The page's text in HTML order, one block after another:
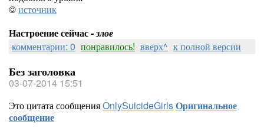
©источник
Настроение сейчас -злое
комментарии: 0 понравилось! вверх^ к полной версии
Без заголовка
03-07-2014 15:51
Это цитата сообщенияOnlySuicideGirlsОригинальное
сообщение